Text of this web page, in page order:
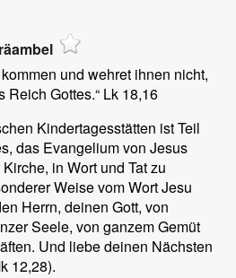
und wehret ihnen nicht,
Gottes.“ Lk 18,16
Kindertagesstätten ist Teil
das Evangelium von Jesus
in Wort und Tat zu
Weise vom Wort Jesu
Herrn, deinen Gott, von
Seele, von ganzem Gemüt
Und liebe deinen Nächsten
12,28).